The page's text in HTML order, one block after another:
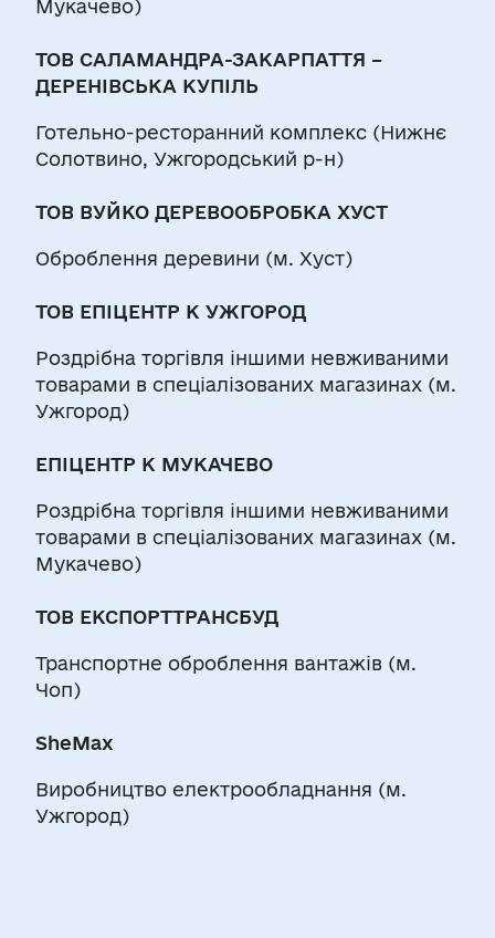
Мукачево)
ТОВ САЛАМАНДРА-ЗАКАРПАТТЯ –
ДЕРЕНІВСЬКА КУПІЛЬ
Готельно-ресторанний комплекс (Нижнє
Солотвино, Ужгородський р-н)
ТОВ ВУЙКО ДЕРЕВООБРОБКА ХУСТ
Оброблення деревини (м. Хуст)
ТОВ ЕПІЦЕНТР К УЖГОРОД
Роздрібна торгівля іншими невживаними
товарами в спеціалізованих магазинах (м.
Ужгород)
ЕПІЦЕНТР К МУКАЧЕВО
Роздрібна торгівля іншими невживаними
товарами в спеціалізованих магазинах (м.
Мукачево)
ТОВ ЕКСПОРТТРАНСБУД
Транспортне оброблення вантажів (м.
Чоп)
SheMax
Виробництво електрообладнання (м.
Ужгород)